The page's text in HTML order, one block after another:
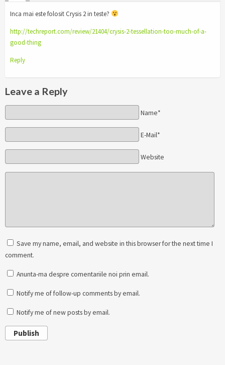
Inca mai este folosit Crysis 2 in teste?
http://techreport.com/review/21404/crysis-2-tessellation-too-much-of-a-
good-thing
Reply
Leave a Reply
Name*
E-Mail*
Website
Save my name, email, and website in this browser for the next time I
comment.
Anunta-ma despre comentariile noi prin email.
Notify me of follow-up comments by email.
Notify me of new posts by email.
Publish